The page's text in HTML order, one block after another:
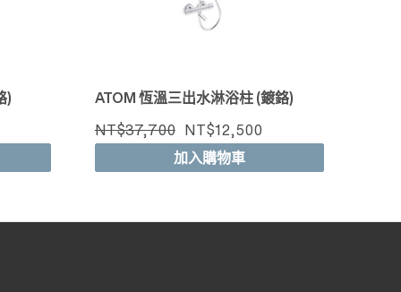
)
ATOM 恆溫三出水淋浴柱 (鍍鉻)
NT$37,700 NT$12,500
加入購物車